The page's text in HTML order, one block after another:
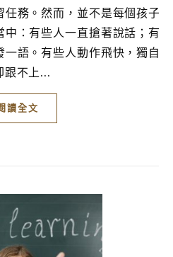
務。然而，並不是每個孩子
：有些人一直搶著說話；有
語。有些人動作飛快，獨自
跟不上...
讀全文